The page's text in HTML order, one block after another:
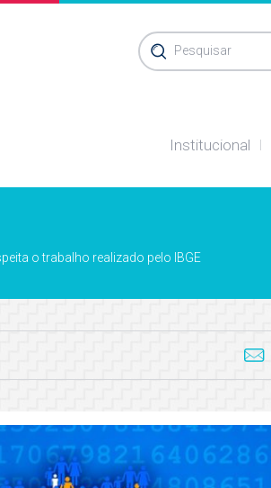
Pesquisar
Institucional
o trabalho realizado pelo IBGE